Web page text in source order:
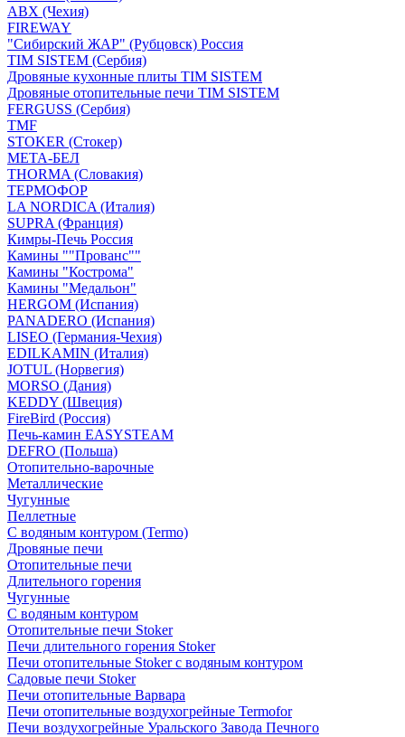
ABX (Чехия)
FIREWAY
"Сибирский ЖАР" (Рубцовск) Россия
TIM SISTEM (Сербия)
Дровяные кухонные плиты TIM SISTEM
Дровяные отопительные печи TIM SISTEM
FERGUSS (Сербия)
TMF
STOKER (Стокер)
МЕТА-БЕЛ
THORMA (Словакия)
ТЕРМОФОР
LA NORDICA (Италия)
SUPRA (Франция)
Кимры-Печь Россия
Камины ""Прованс""
Камины "Кострома"
Камины "Медальон"
HERGOM (Испания)
PANADERO (Испания)
LISEO (Германия-Чехия)
EDILKAMIN (Италия)
JOTUL (Норвегия)
MORSO (Дания)
KEDDY (Швеция)
FireBird (Россия)
Печь-камин EASYSTEAM
DEFRO (Польша)
Отопительно-варочные
Металлические
Чугунные
Пеллетные
С водяным контуром (Termo)
Дровяные печи
Отопительные печи
Длительного горения
Чугунные
C водяным контуром
Отопительные печи Stoker
Печи длительного горения Stoker
Печи отопительные Stoker с водяным контуром
Садовые печи Stoker
Печи отопительные Варвара
Печи отопительные воздухогрейные Termofor
Печи воздухогрейные Уральского Завода Печного